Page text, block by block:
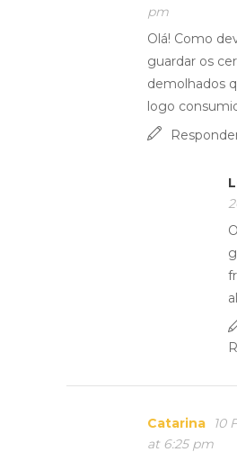
pm
Olá! Como
guardar os
demolhados
logo
Catarina
10
at 6:25 pm